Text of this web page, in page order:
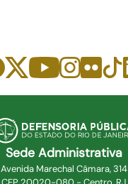
Sede Administrativa
Avenida Marechal Câmara, 314